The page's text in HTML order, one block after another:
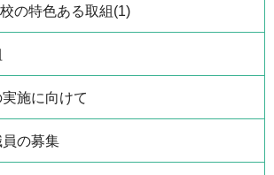
の特色ある取組(1)
施に向けて
の募集